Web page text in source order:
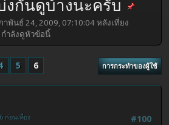
กันดูบ้างนะครับ
พันธ์ 24, 2009, 07:10:04 หลังเที่ยง
กำลังดูหัวข้อนี้
5 6 การกระทำของผู้ใช้
#100
ก่อนเที่ยง